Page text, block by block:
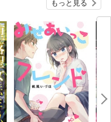
もっと見る